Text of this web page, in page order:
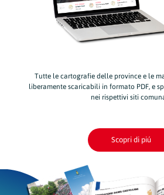
Tutte le cartografie delle province e le
liberamente scaricabili in formato PDF, e
nei rispettivi siti
Scopri di piú